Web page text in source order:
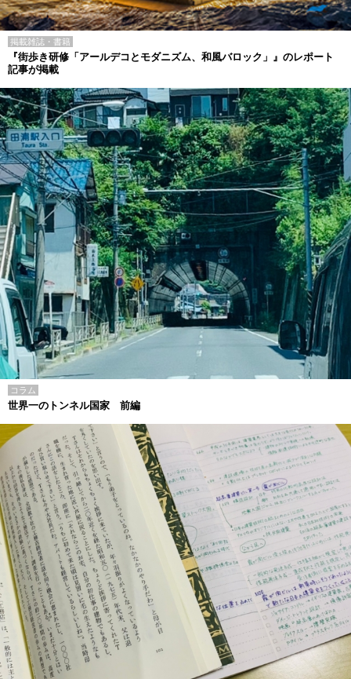
掲載雑誌・書籍
『街歩き研修「アールデコとモダニズム、和風バロック」』のレポート
記事が掲載
コラム
世界一のトンネル国家 前編